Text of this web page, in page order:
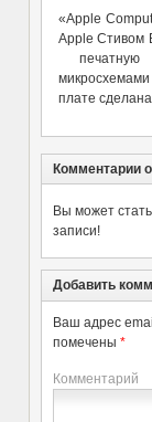
«Apple
Apple Стивом
печатную
плате
Комментарии
Вы может
записи!
Добавить
Ваш адрес
помечены *
Комментарий